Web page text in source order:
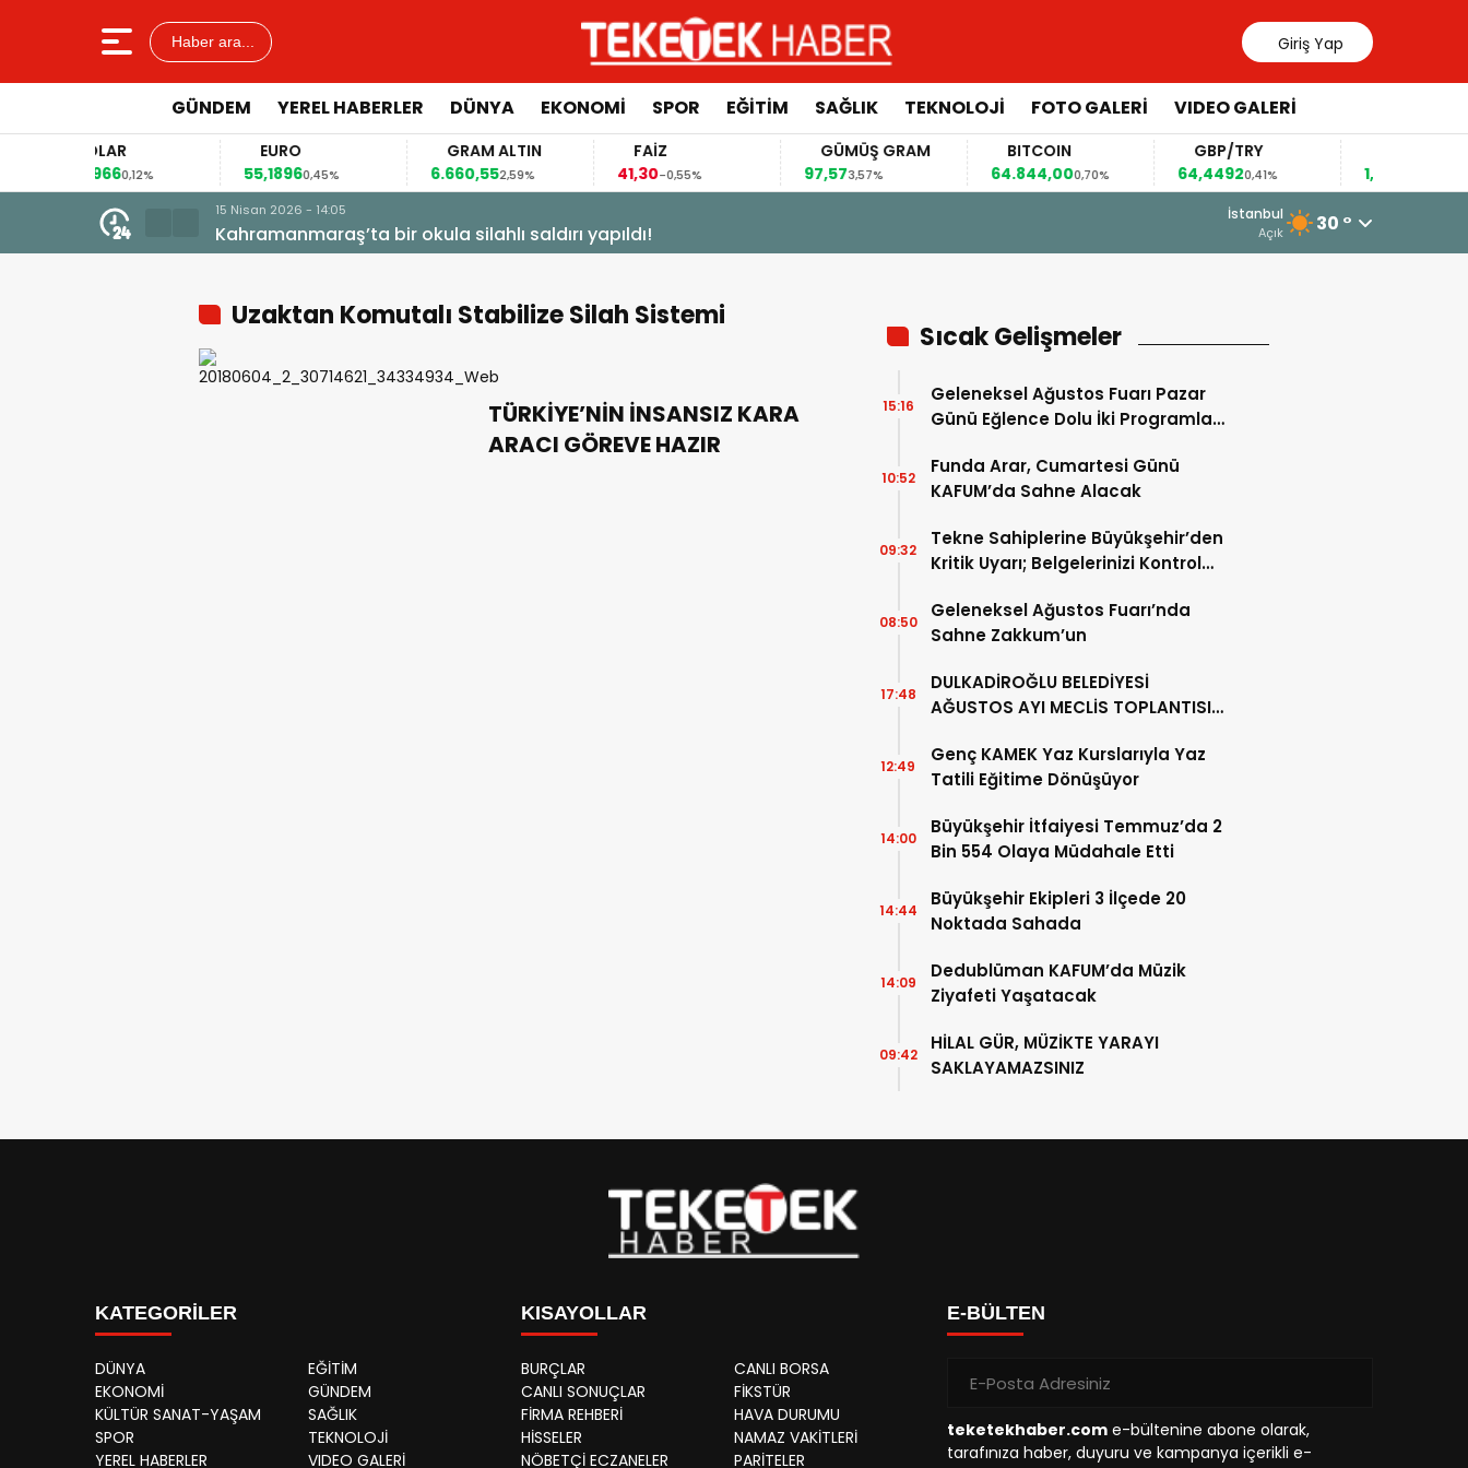
Haber ara... Giriş Yap
GÜNDEM YEREL HABERLER DÜNYA EKONOMİ SPOR EĞİTİM SAĞLIK TEKNOLOJİ FOTO GALERİ VIDEO GALERİ
0,12%
EURO
55,18960,45%
GRAM ALTIN
6.660,552,59%
41,30-0,55%
GÜMÜŞ GRAM
97,573,57%
BITCOIN
64.844,000,70%
GBP/TRY
64,44920,41%
1,15670,36%
bir okula silahlı saldırı yapıldı! Görgel: “Kütüphaneler Geleceğimizi Şekillendiriyor”
İstanbul
Açık 30 °
Uzaktan Komutalı Stabilize Silah Sistemi
TÜRKİYE’NİN İNSANSIZ KARA
ARACI GÖREVE HAZIR
Sıcak Gelişmeler
Geleneksel Ağustos Fuarı Pazar
Günü Eğlence Dolu İki Programla
15:16
Funda Arar, Cumartesi Günü
KAFUM’da Sahne Alacak
10:52
Tekne Sahiplerine Büyükşehir’den
Kritik Uyarı; Belgelerinizi Kontrol
09:32
Geleneksel Ağustos Fuarı’nda
Sahne Zakkum’un
08:50
DULKADİROĞLU BELEDİYESİ
AĞUSTOS AYI MECLİS TOPLANTISI
17:48
Genç KAMEK Yaz Kurslarıyla Yaz
Tatili Eğitime Dönüşüyor
12:49
Büyükşehir İtfaiyesi Temmuz’da 2
Bin 554 Olaya Müdahale Etti
14:00
Büyükşehir Ekipleri 3 İlçede 20
Noktada Sahada
14:44
Dedublüman KAFUM’da Müzik
Ziyafeti Yaşatacak
14:09
HİLAL GÜR, MÜZİKTE YARAYI
SAKLAYAMAZSINIZ
09:42
KATEGORİLER
DÜNYA
EĞİTİM
EKONOMİ
GÜNDEM
KÜLTÜR SANAT-YAŞAM
SAĞLIK
SPOR
TEKNOLOJİ
YEREL HABERLER
VIDEO GALERİ
KISAYOLLAR
BURÇLAR
CANLI BORSA
CANLI SONUÇLAR
FİKSTÜR
FİRMA REHBERİ
HAVA DURUMU
HİSSELER
NAMAZ VAKİTLERİ
NÖBETÇİ ECZANELER
PARİTELER
E-BÜLTEN
teketekhaber.com e-bültenine abone olarak,
tarafınıza haber, duyuru ve kampanya içerikli e-